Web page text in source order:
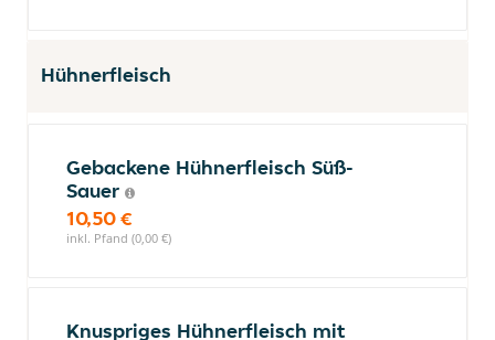
Hühnerfleisch
Gebackene Hühnerfleisch Süß-
Sauer
10,50 €
inkl. Pfand (0,00 €)
Knuspriges Hühnerfleisch mit